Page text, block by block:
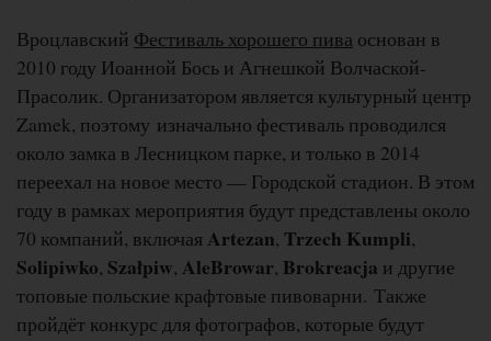
Вроцлавский Фестиваль хорошего пива основан в
2010 году Иоанной Бось и Агнешкой Волчаской-
Прасолик. Организатором является культурный центр
Zamek, поэтому изначально фестиваль проводился
около замка в Лесницком парке, и только в 2014
переехал на новое место — Городской стадион. В этом
году в рамках мероприятия будут представлены около
70 компаний, включая Artezan, Trzech Kumpli,
Solipiwko, Szałpiw, AleBrowar, Brokreacja и другие
топовые польские крафтовые пивоварни. Также
пройдёт конкурс для фотографов, которые будут